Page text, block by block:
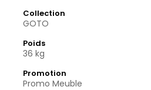
Collection
GOTO
Poids
36 kg
Promotion
Promo Meuble